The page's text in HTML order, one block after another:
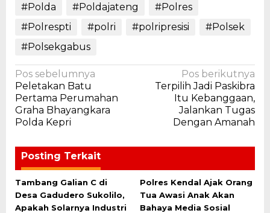
#Polda
#Poldajateng
#Polres
#Polrespti
#polri #polripresisi
#Polsek
#Polsekgabus
Navigasi
pos
Pos sebelumnya
Peletakan Batu
Pertama Perumahan
Graha Bhayangkara
Polda Kepri
Pos berikutnya
Terpilih Jadi Paskibra
Itu Kebanggaan,
Jalankan Tugas
Dengan Amanah
Posting Terkait
Tambang Galian C di
Desa Gadudero Sukolilo,
Apakah Solarnya Industri
Polres Kendal Ajak Orang
Tua Awasi Anak Akan
Bahaya Media Sosial